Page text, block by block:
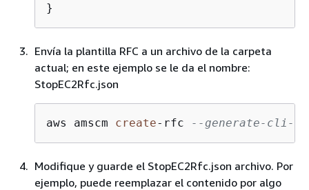
}
Envía la plantilla RFC a un archivo de la carpeta
actual; en este ejemplo se le da el nombre:
StopEC2Rfc.json
aws amscm create- rfc --generate-cli-
Modifique y guarde el StopEC2Rfc.json archivo. Por
ejemplo, puede reemplazar el contenido por algo